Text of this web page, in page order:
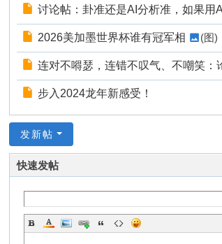
讨论帖：卦准还是AI分析准，如果用
2026美加墨世界杯谁有冠军相 (图)
连对不嘚瑟，连错不叹气、不嘲笑：
步入2024龙年新感受！
发新帖
快速发帖